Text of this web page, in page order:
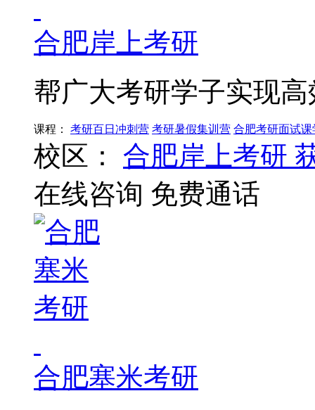
合肥岸上考研
帮广大考研学子实现
课程： 考研百日冲刺营 考研暑假集训营 合肥考研面试课
校区： 合肥岸上考研
在线咨询 免费通话
合肥塞米考研